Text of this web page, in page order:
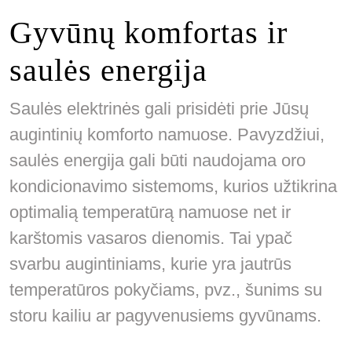
Gyvūnų komfortas ir
saulės energija
Saulės elektrinės gali prisidėti prie Jūsų
augintinių komforto namuose. Pavyzdžiui,
saulės energija gali būti naudojama oro
kondicionavimo sistemoms, kurios užtikrina
optimalią temperatūrą namuose net ir
karštomis vasaros dienomis. Tai ypač
svarbu augintiniams, kurie yra jautrūs
temperatūros pokyčiams, pvz., šunims su
storu kailiu ar pagyvenusiems gyvūnams.